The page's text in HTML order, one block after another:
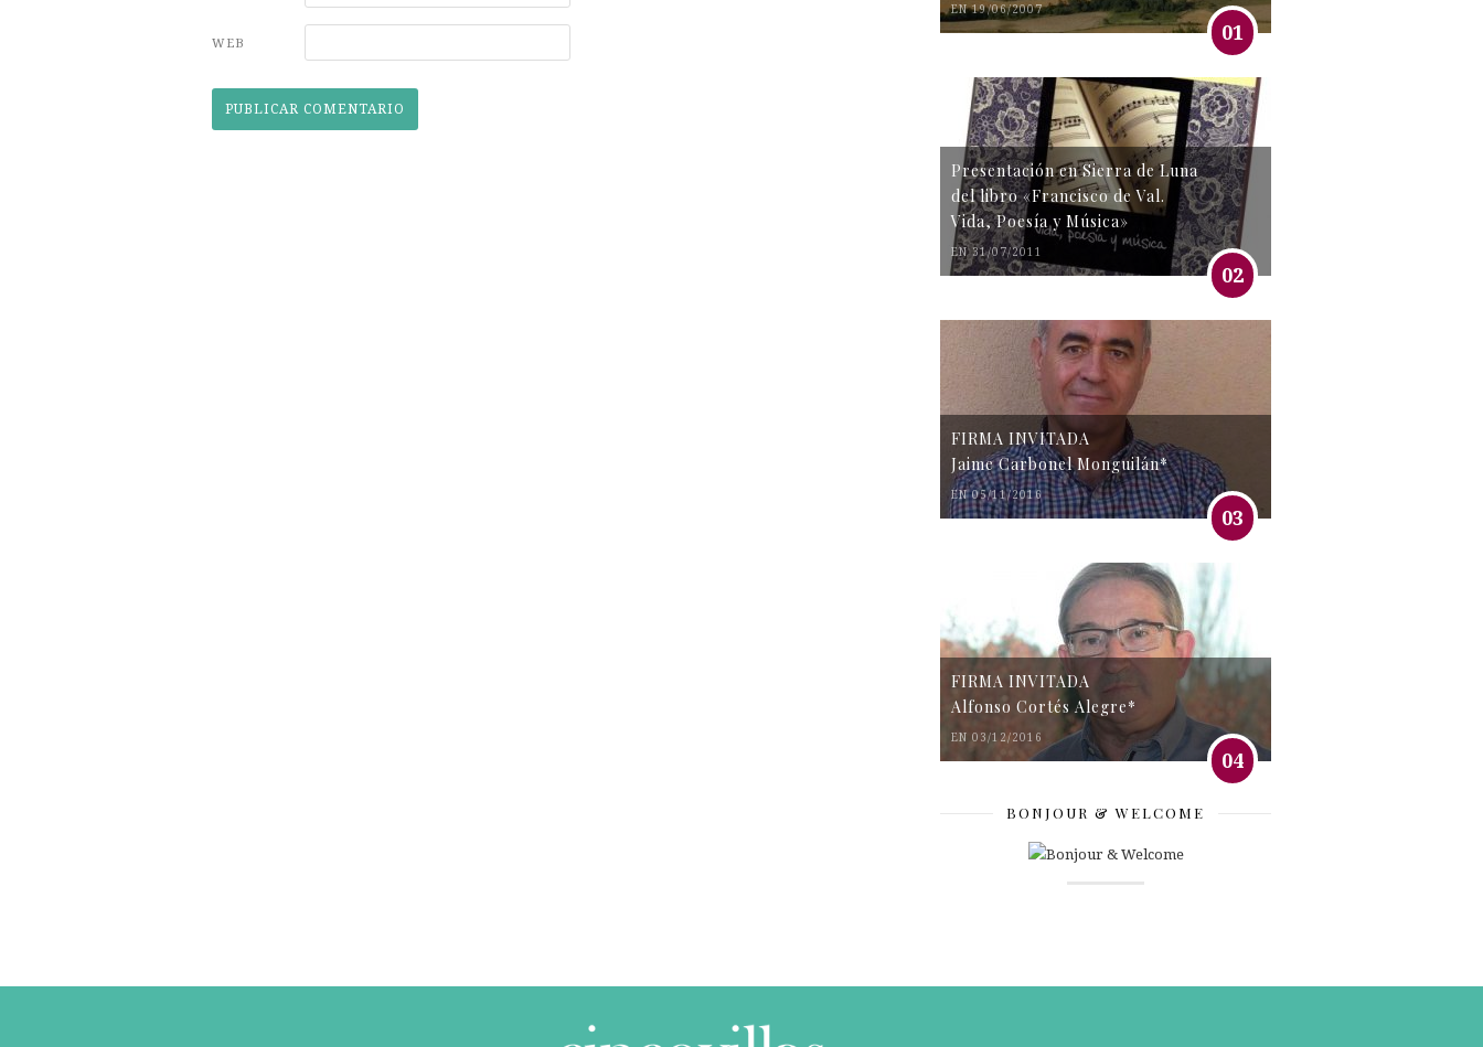
WEB
EN 19/06/2007
01
Presentación en Sierra de Luna
del libro «Francisco de Val.
Vida, Poesía y Música»
EN 31/07/2011
02
FIRMA INVITADA
Jaime Carbonel Monguilán*
EN 05/11/2016
03
FIRMA INVITADA
Alfonso Cortés Alegre*
EN 03/12/2016
04
BONJOUR & WELCOME